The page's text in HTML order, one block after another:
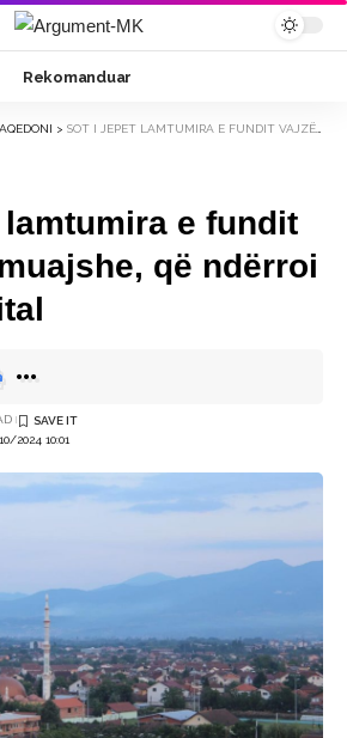
Rekomanduar
> SOT I JEPET LAMTUMIRA E FUNDIT VAJZËS 14-MUAJSHE, QË NDËRROI JETË NË SPITAL
e fundit
që ndërroi
2024 10:01